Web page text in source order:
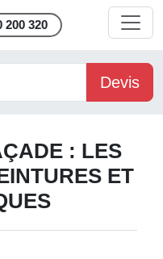
200 320
Devis
: LES
ET